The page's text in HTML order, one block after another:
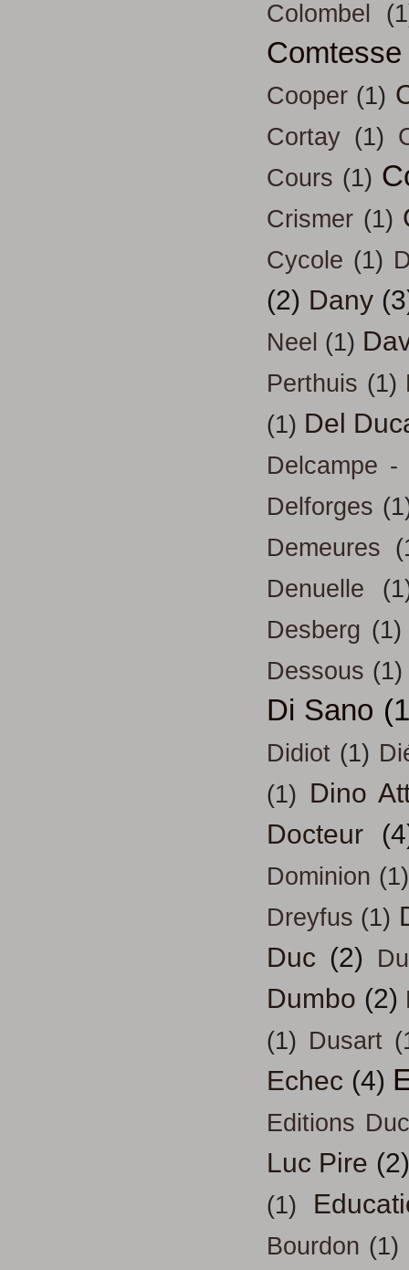
Colombel
Cooper (1)
Cortay (1)
Cours (1)
Crismer (1)
Cycole (1)
(2) Dany
Neel (1)
Perthuis (1)
(1) Del
Delcampe -
Delforges
Demeures
Denuelle
Desberg (1)
Dessous (1)
Di Sano
Didiot (1)
(1) Dino
Docteur
Dominion (1)
Dreyfus (1)
Duc (2)
Dumbo (2)
(1) Dusart
Echec (4)
Editions
Luc Pire (2)
(1)
Bourdon (1)